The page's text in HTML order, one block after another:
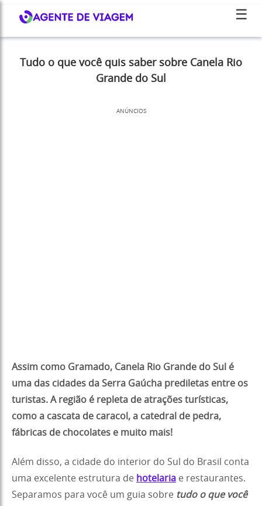
☰
Tudo o que você quis saber sobre Canela Rio
Grande do Sul
ANÚNCIOS
Assim como Gramado, Canela Rio Grande do Sul é
uma das cidades da Serra Gaúcha prediletas entre os
turistas. A região é repleta de atrações turísticas,
como a cascata de caracol, a catedral de pedra,
fábricas de chocolates e muito mais!
Além disso, a cidade do interior do Sul do Brasil conta
uma excelente estrutura de hotelaria e restaurantes.
Separamos para você um guia sobre tudo o que você